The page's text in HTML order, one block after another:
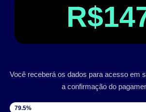
Você receberá os dados para acesso em
a confirmação do
VAGAS DISPONÍVEIS
79.5%